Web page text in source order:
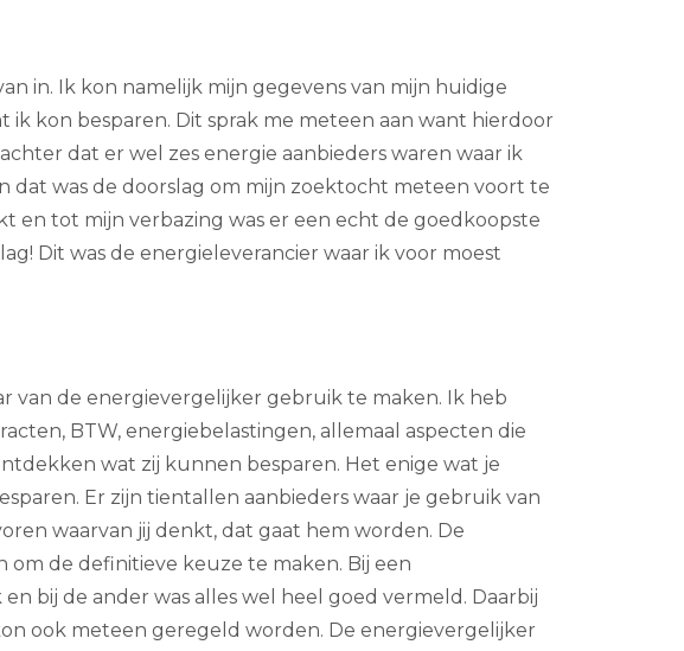
in. Ik kon namelijk mijn gegevens van mijn huidige
kon besparen. Dit sprak me meteen aan want hierdoor
dat er wel zes energie aanbieders waren waar ik
dat was de doorslag om mijn zoektocht meteen voort te
tot mijn verbazing was er een echt de goedkoopste
Dit was de energieleverancier waar ik voor moest
van de energievergelijker gebruik te maken. Ik heb
BTW, energiebelastingen, allemaal aspecten die
wat zij kunnen besparen. Het enige wat je
Er zijn tientallen aanbieders waar je gebruik van
waarvan jij denkt, dat gaat hem worden. De
de definitieve keuze te maken. Bij een
bij de ander was alles wel heel goed vermeld. Daarbij
ook meteen geregeld worden. De energievergelijker